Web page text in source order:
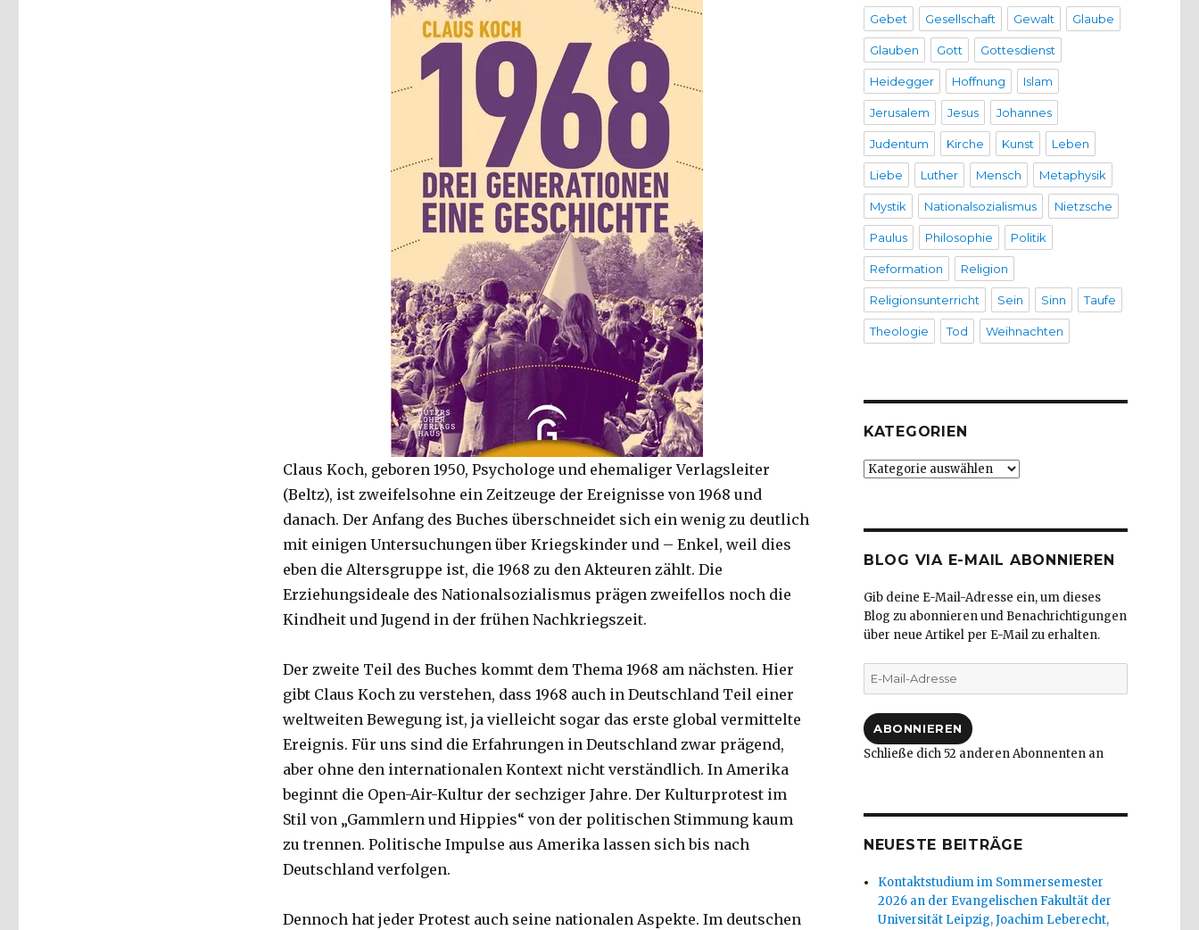
Claus Koch, geboren 1950, Psychologe und ehemaliger Verlagsleiter
(Beltz), ist zweifelsohne ein Zeitzeuge der Ereignisse von 1968 und
danach. Der Anfang des Buches überschneidet sich ein wenig zu deutlich
mit einigen Untersuchungen über Kriegskinder und – Enkel, weil dies
eben die Altersgruppe ist, die 1968 zu den Akteuren zählt. Die
Erziehungsideale des Nationalsozialismus prägen zweifellos noch die
Kindheit und Jugend in der frühen Nachkriegszeit.
Der zweite Teil des Buches kommt dem Thema 1968 am nächsten. Hier
gibt Claus Koch zu verstehen, dass 1968 auch in Deutschland Teil einer
weltweiten Bewegung ist, ja vielleicht sogar das erste global vermittelte
Ereignis. Für uns sind die Erfahrungen in Deutschland zwar prägend,
aber ohne den internationalen Kontext nicht verständlich. In Amerika
beginnt die Open-Air-Kultur der sechziger Jahre. Der Kulturprotest im
Stil von „Gammlern und Hippies“ von der politischen Stimmung kaum
zu trennen. Politische Impulse aus Amerika lassen sich bis nach
Deutschland verfolgen.
Dennoch hat jeder Protest auch seine nationalen Aspekte. Im deutschen
Gebet Gesellschaft Gewalt Glaube
Glauben Gott Gottesdienst
Heidegger Hoffnung Islam
Jerusalem Jesus Johannes
Judentum Kirche Kunst Leben
Liebe Luther Mensch Metaphysik
Mystik Nationalsozialismus Nietzsche
Paulus Philosophie Politik
Reformation Religion
Religionsunterricht Sein Sinn Taufe
Theologie Tod Weihnachten
KATEGORIEN
Kategorien
BLOG VIA E-MAIL ABONNIEREN
Gib deine E-Mail-Adresse ein, um dieses
Blog zu abonnieren und Benachrichtigungen
über neue Artikel per E-Mail zu erhalten.
E-
Mail-
ABONNIEREN
Schließe dich 52 anderen Abonnenten an
NEUESTE BEITRÄGE
Kontaktstudium im Sommersemester
2026 an der Evangelischen Fakultät der
Universität Leipzig, Joachim Leberecht,